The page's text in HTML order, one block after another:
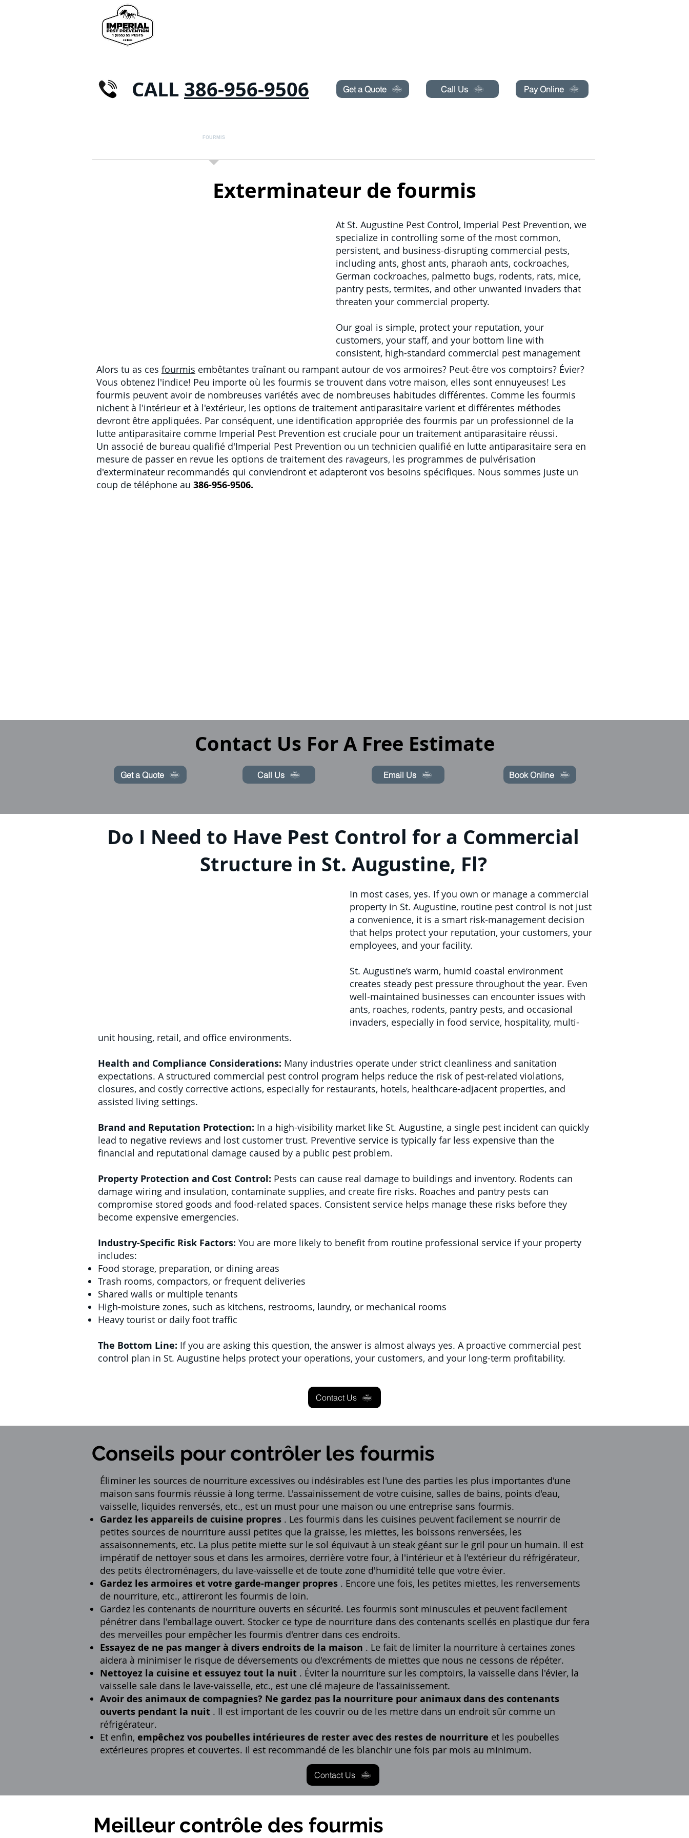
CALL 386-956-9506 Get a Quote Call Us Pay Online
FOURMIS
Exterminateur de fourmis
At St. Augustine Pest Control, Imperial Pest Prevention, we
specialize in controlling some of the most common,
persistent, and business-disrupting commercial pests,
including ants, ghost ants, pharaoh ants, cockroaches,
German cockroaches, palmetto bugs, rodents, rats, mice,
pantry pests, termites, and other unwanted invaders that
threaten your commercial property.
Our goal is simple, protect your reputation, your
customers, your staff, and your bottom line with
consistent, high-standard commercial pest management
Alors tu as ces fourmis embêtantes traînant ou rampant autour de vos armoires? Peut-être vos comptoirs? Évier?
Vous obtenez l'indice! Peu importe où les fourmis se trouvent dans votre maison, elles sont ennuyeuses! Les
fourmis peuvent avoir de nombreuses variétés avec de nombreuses habitudes différentes. Comme les fourmis
nichent à l'intérieur et à l'extérieur, les options de traitement antiparasitaire varient et différentes méthodes
devront être appliquées. Par conséquent, une identification appropriée des fourmis par un professionnel de la
lutte antiparasitaire comme Imperial Pest Prevention est cruciale pour un traitement antiparasitaire réussi.
Un associé de bureau qualifié d'Imperial Pest Prevention ou un technicien qualifié en lutte antiparasitaire sera en
mesure de passer en revue les options de traitement des ravageurs, les programmes de pulvérisation
d'exterminateur recommandés qui conviendront et adapteront vos besoins spécifiques. Nous sommes juste un
coup de téléphone au 386-956-9506.
Contact Us For A Free Estimate
Get a Quote Call Us Email Us Book Online
Do I Need to Have Pest Control for a Commercial
Structure in St. Augustine, Fl?
In most cases, yes. If you own or manage a commercial
property in St. Augustine, routine pest control is not just
a convenience, it is a smart risk-management decision
that helps protect your reputation, your customers, your
employees, and your facility.
St. Augustine’s warm, humid coastal environment
creates steady pest pressure throughout the year. Even
well-maintained businesses can encounter issues with
ants, roaches, rodents, pantry pests, and occasional
invaders, especially in food service, hospitality, multi-
unit housing, retail, and office environments.
Health and Compliance Considerations: Many industries operate under strict cleanliness and sanitation
expectations. A structured commercial pest control program helps reduce the risk of pest-related violations,
closures, and costly corrective actions, especially for restaurants, hotels, healthcare-adjacent properties, and
assisted living settings.
Brand and Reputation Protection: In a high-visibility market like St. Augustine, a single pest incident can quickly
lead to negative reviews and lost customer trust. Preventive service is typically far less expensive than the
financial and reputational damage caused by a public pest problem.
Property Protection and Cost Control: Pests can cause real damage to buildings and inventory. Rodents can
damage wiring and insulation, contaminate supplies, and create fire risks. Roaches and pantry pests can
compromise stored goods and food-related spaces. Consistent service helps manage these risks before they
become expensive emergencies.
Industry-Specific Risk Factors: You are more likely to benefit from routine professional service if your property
includes:
Food storage, preparation, or dining areas
Trash rooms, compactors, or frequent deliveries
Shared walls or multiple tenants
High-moisture zones, such as kitchens, restrooms, laundry, or mechanical rooms
Heavy tourist or daily foot traffic
The Bottom Line: If you are asking this question, the answer is almost always yes. A proactive commercial pest
control plan in St. Augustine helps protect your operations, your customers, and your long-term profitability.
Contact Us
Conseils pour contrôler les fourmis
Éliminer les sources de nourriture excessives ou indésirables est l'une des parties les plus importantes d'une
maison sans fourmis réussie à long terme. L'assainissement de votre cuisine, salles de bains, points d'eau,
vaisselle, liquides renversés, etc., est un must pour une maison ou une entreprise sans fourmis.
Gardez les appareils de cuisine propres . Les fourmis dans les cuisines peuvent facilement se nourrir de
petites sources de nourriture aussi petites que la graisse, les miettes, les boissons renversées, les
assaisonnements, etc. La plus petite miette sur le sol équivaut à un steak géant sur le gril pour un humain. Il est
impératif de nettoyer sous et dans les armoires, derrière votre four, à l'intérieur et à l'extérieur du réfrigérateur,
des petits électroménagers, du lave-vaisselle et de toute zone d'humidité telle que votre évier.
Gardez les armoires et votre garde-manger propres . Encore une fois, les petites miettes, les renversements
de nourriture, etc., attireront les fourmis de loin.
Gardez les contenants de nourriture ouverts en sécurité. Les fourmis sont minuscules et peuvent facilement
pénétrer dans l'emballage ouvert. Stocker ce type de nourriture dans des contenants scellés en plastique dur fera
des merveilles pour empêcher les fourmis d'entrer dans ces endroits.
Essayez de ne pas manger à divers endroits de la maison . Le fait de limiter la nourriture à certaines zones
aidera à minimiser le risque de déversements ou d'excréments de miettes que nous ne cessons de répéter.
Nettoyez la cuisine et essuyez tout la nuit . Éviter la nourriture sur les comptoirs, la vaisselle dans l'évier, la
vaisselle sale dans le lave-vaisselle, etc., est une clé majeure de l'assainissement.
Avoir des animaux de compagnies? Ne gardez pas la nourriture pour animaux dans des contenants
ouverts pendant la nuit . Il est important de les couvrir ou de les mettre dans un endroit sûr comme un
réfrigérateur.
Et enfin, empêchez vos poubelles intérieures de rester avec des restes de nourriture et les poubelles
extérieures propres et couvertes. Il est recommandé de les blanchir une fois par mois au minimum.
Contact Us
Meilleur contrôle des fourmis